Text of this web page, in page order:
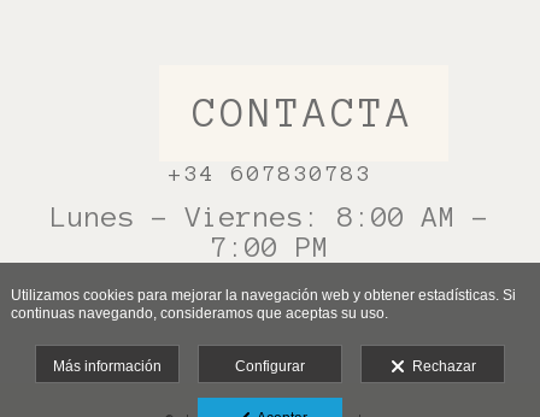
CONTACTA
+34 607830783
Lunes - Viernes: 8:00 AM -
7:00 PM
Utilizamos cookies para mejorar la navegación web y obtener estadísticas. Si
continuas navegando, consideramos que aceptas su uso.
Más información Configurar Rechazar